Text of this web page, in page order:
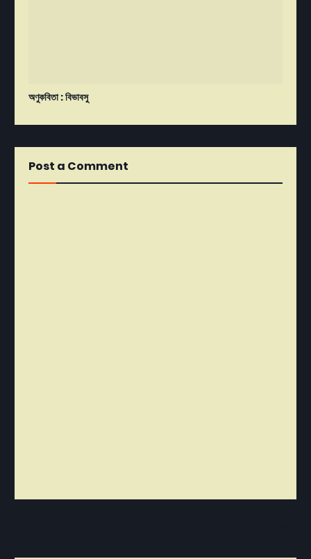
অণুকবিতা : বিভাবসু
Post a Comment